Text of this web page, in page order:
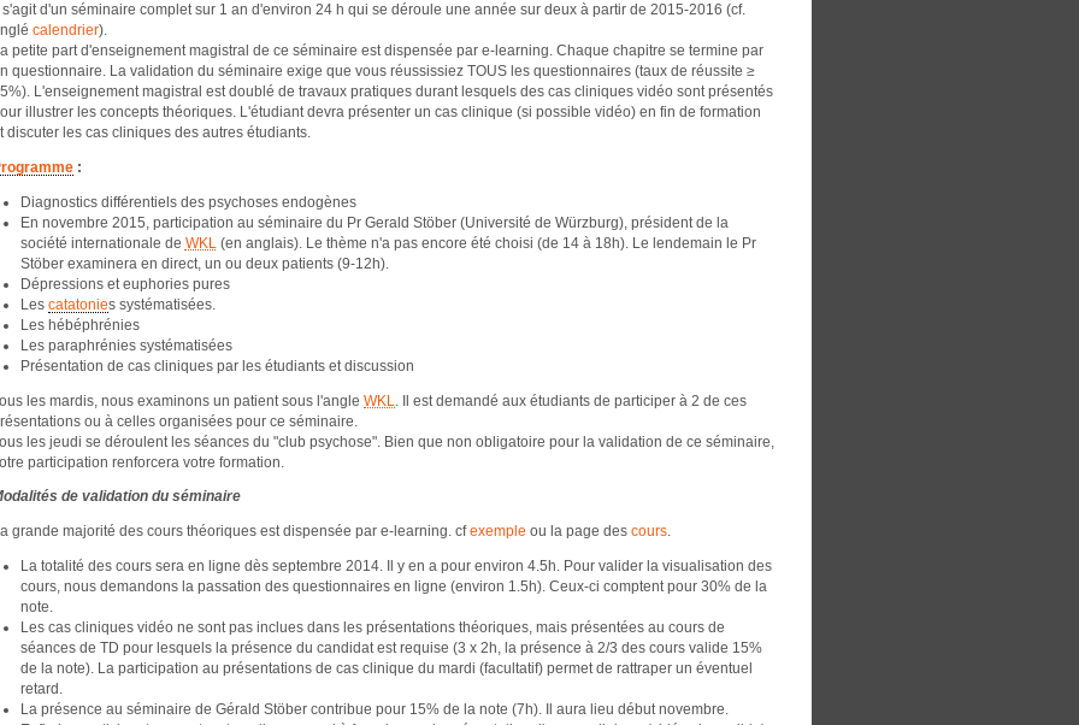
Il s'agit d'un séminaire complet sur 1 an d'environ 24 h qui se déroule une année sur deux à partir de 2015-2016 (cf.
calendrier).
La petite part d'enseignement magistral de ce séminaire est dispensée par e-learning. Chaque chapitre se termine par
questionnaire. La validation du séminaire exige que vous réussissiez TOUS les questionnaires (taux de réussite ≥
L'enseignement magistral est doublé de travaux pratiques durant lesquels des cas cliniques vidéo sont présentés
illustrer les concepts théoriques. L'étudiant devra présenter un cas clinique (si possible vidéo) en fin de formation
discuter les cas cliniques des autres étudiants.
:
Diagnostics différentiels des psychoses endogènes
En novembre 2015, participation au séminaire du Pr Gerald Stöber (Université de Würzburg), président de la
société internationale de WKL (en anglais). Le thème n'a pas encore été choisi (de 14 à 18h). Le lendemain le Pr
Stöber examinera en direct, un ou deux patients (9-12h).
Dépressions et euphories pures
Les catatonies systématisées.
Les hébéphrénies
Les paraphrénies systématisées
Présentation de cas cliniques par les étudiants et discussion
les mardis, nous examinons un patient sous l'angle WKL
. Il est demandé aux étudiants de participer à 2 de ces
ou à celles organisées pour ce séminaire.
les jeudi se déroulent les séances du "club psychose". Bien que non obligatoire pour la validation de ce séminaire,
participation renforcera votre formation.
de validation du séminaire
La grande majorité des cours théoriques est dispensée par e-learning. cfexemple ou la page des cours
La totalité des cours sera en ligne dès septembre 2014. Il y en a pour environ 4.5h. Pour valider la visualisation des
cours, nous demandons la passation des questionnaires en ligne (environ 1.5h). Ceux-ci comptent pour 30% de la
note.
Les cas cliniques vidéo ne sont pas inclues dans les présentations théoriques, mais présentées au cours de
séances de TD pour lesquels la présence du candidat est requise (3 x 2h, la présence à 2/3 des cours valide 15%
de la note). La participation au présentations de cas clinique du mardi (facultatif) permet de rattraper un éventuel
retard.
La présence au séminaire de Gérald Stöber contribue pour 15% de la note (7h). Il aura lieu début novembre.